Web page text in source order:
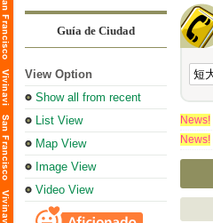
Guía de Ciudad
View Option
Show all from recent
List View
Map View
Image View
Video View
News!
News!